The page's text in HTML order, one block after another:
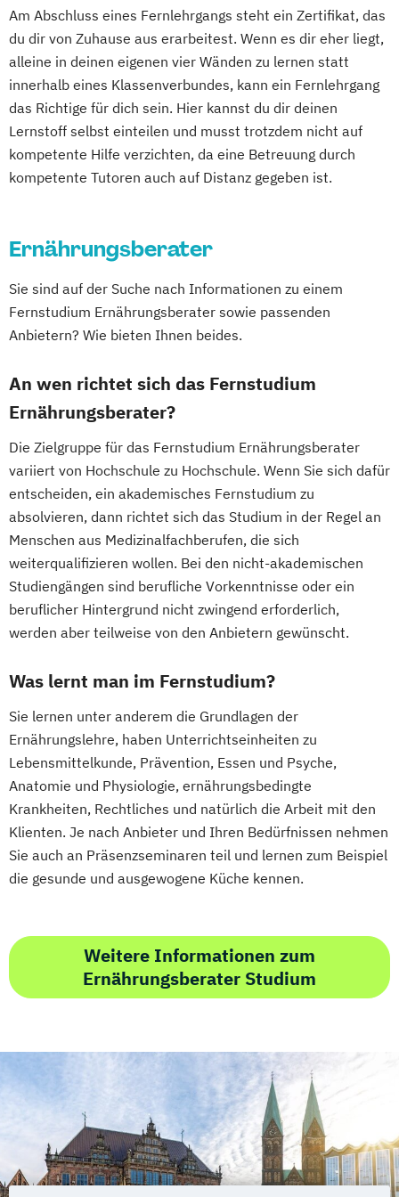
Kindersport Trainer
Kommunikationstrainer/in
Krankheitsbilder im Gesundheitssport
Lauftrainer Life Coach
Marketing für Fitnessstudios
Marketingmanagement für Fitnessstudios
Mentaltrainer
Qualitätsmanagement für Fitnessstudios
Richtige Kommunikation für Trainer
Berater und Coaches
Sales Manager für Fitnessstudios
Selbstständig machen als Trainer
Berater und Coach
Servicemanagement im Fitnessstudio
Sportmentaltrainer Sporttherapeut/in
Stress- und Burnout-Coach
Studioleitung Fitness & Sport
Triathlon Trainer/in
Vertriebs- und Servicemanagement für
Fitnessstudios
Wellness und Spa Management
Wirtschaftsbezogene Qualifikationen (IHK)
Erziehungsberater/in
Erziehungsberater/in Fachrichtung
Entspannungspädagogik
Erziehungsberater/in Fachrichtung
Entwicklungsberatung
Erziehungsberater/in Fachrichtung
Lernberatung
Erziehungsberater/in Fachrichtung
Fitness 65+ (Seniorentrainer/in)
Fitnesstrainer/-in A-Lizenz
Fitnesstrainer/-in B- und A-Lizenz
Fitnesstrainer/-in B- und A-Lizenz
Fitnesstrainer/-in B- und A-Lizenz
Fachrichtung "Seniorentraining"
Gesundheitspädagoge/-in -
Gesundheitsberater/-in
Gesundheitspädagoge/-in -
Gesundheitsberater/-in Fachrichtung
"Burnout-Prävention"
Gesundheitspädagoge/-in -
Gesundheitsberater/-in Fachrichtung
"Ernährung in besonderen Lebensphasen"
Gesundheitsberater/-in Fachrichtung
Gesundheitspädagoge/-in -
Gesundheitsberater/-in mit Fachrichtung
"Lebensmittelunverträglichkeiten"
Gewichtsmanagement
Grundlagen der Ernährungsmedizin
Grundlagen der Physikalischen Therapien
Grundlagen der Phytotherapie
Naturheilverfahren
Heilpflanzenkunde Heilpraktiker/-in
Heilpraktiker/-in Fachrichtung
Heilpraktiker/-in Fachrichtung
"Ernährungsberatung/-medizin"
Heilpraktiker/-in Fachrichtung
"Heilpflanzenkunde"
Heilpraktiker/-in Fachrichtung "Klassische
Homöopathie"
Kinder-Entspannungstrainer Ausbildung
Kinderyoga Trainer Ausbildung
Kinesiologisches Taping Ausbildung
Lauftrainer Ausbildung Life Coach
Life Coach Ausbildung Online
Massage Ausbildung
Mentaltrainer Ausbildung
Nordic Walking Trainer Ausbildung
Pilates Trainer Ausbildung
Selbständig als Personal Trainer
Seniorentrainer Ausbildung
Sportmassage Ausbildung
Wirbelsäulengymnastik Trainer Ausbildung
Am Abschluss eines Fernlehrgangs steht ein Zertifikat, das
du dir von Zuhause aus erarbeitest. Wenn es dir eher liegt,
alleine in deinen eigenen vier Wänden zu lernen statt
innerhalb eines Klassenverbundes, kann ein Fernlehrgang
das Richtige für dich sein. Hier kannst du dir deinen
Lernstoff selbst einteilen und musst trotzdem nicht auf
kompetente Hilfe verzichten, da eine Betreuung durch
kompetente Tutoren auch auf Distanz gegeben ist.
Ernährungsberater
Sie sind auf der Suche nach Informationen zu einem
Fernstudium Ernährungsberater sowie passenden
Anbietern? Wie bieten Ihnen beides.
An wen richtet sich das Fernstudium
Ernährungsberater?
Die Zielgruppe für das Fernstudium Ernährungsberater
variiert von Hochschule zu Hochschule. Wenn Sie sich dafür
entscheiden, ein akademisches Fernstudium zu
absolvieren, dann richtet sich das Studium in der Regel an
Menschen aus Medizinalfachberufen, die sich
weiterqualifizieren wollen. Bei den nicht-akademischen
Studiengängen sind berufliche Vorkenntnisse oder ein
beruflicher Hintergrund nicht zwingend erforderlich,
werden aber teilweise von den Anbietern gewünscht.
Was lernt man im Fernstudium?
Sie lernen unter anderem die Grundlagen der
Ernährungslehre, haben Unterrichtseinheiten zu
Lebensmittelkunde, Prävention, Essen und Psyche,
Anatomie und Physiologie, ernährungsbedingte
Krankheiten, Rechtliches und natürlich die Arbeit mit den
Klienten. Je nach Anbieter und Ihren Bedürfnissen nehmen
Sie auch an Präsenzseminaren teil und lernen zum Beispiel
die gesunde und ausgewogene Küche kennen.
Weitere Informationen zum
Ernährungsberater Studium